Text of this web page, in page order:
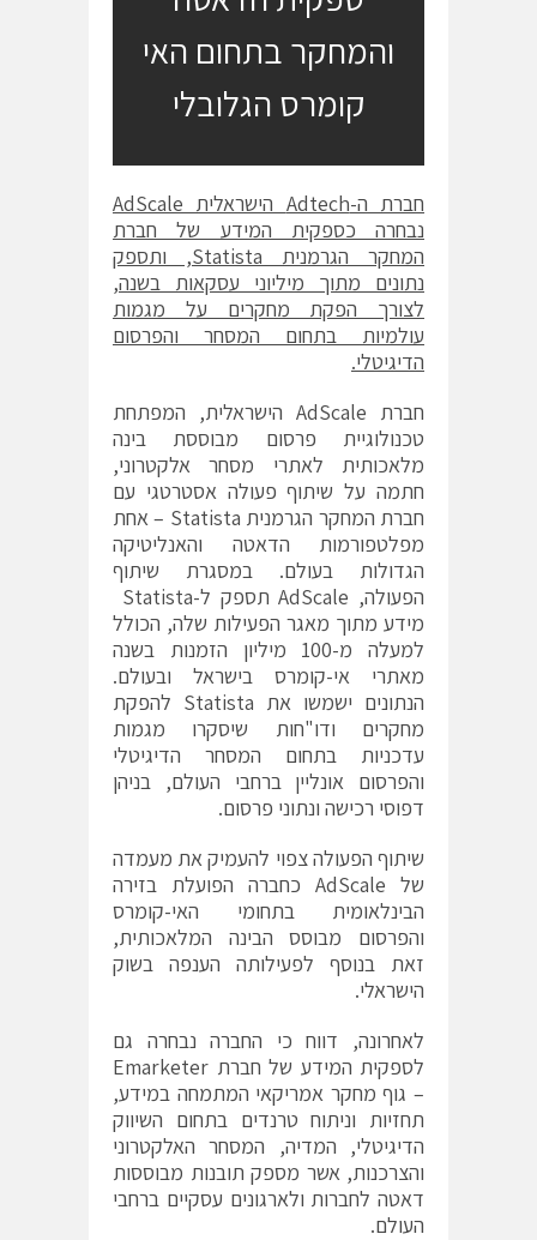
והמחקר בתחום האי
קומרס הגלובלי
חברת ה-Adtech הישראלית AdScale
נבחרה כספקית המידע של חברת
המחקר הגרמנית Statista, ותספק
נתונים מתוך מיליוני עסקאות בשנה,
לצורך הפקת מחקרים על מגמות
עולמיות בתחום המסחר והפרסום
הדיגיטלי.
חברת AdScale הישראלית, המפתחת
טכנולוגיית פרסום מבוססת בינה
מלאכותית לאתרי מסחר אלקטרוני,
חתמה על שיתוף פעולה אסטרטגי עם
חברת המחקר הגרמנית Statista – אחת
מפלטפורמות הדאטה והאנליטיקה
הגדולות בעולם. במסגרת שיתוף
מידע מתוך מאגר הפעילות שלה, הכולל
למעלה מ-100 מיליון הזמנות בשנה
מאתרי אי-קומרס בישראל ובעולם.
הנתונים ישמשו את Statista להפקת
מחקרים ודו"חות שיסקרו מגמות
עדכניות בתחום המסחר הדיגיטלי
והפרסום אונליין ברחבי העולם, בניהן
דפוסי רכישה ונתוני פרסום.
שיתוף הפעולה צפוי להעמיק את מעמדה
של AdScale כחברה הפועלת בזירה
הבינלאומית בתחומי האי-קומרס
והפרסום מבוסס הבינה המלאכותית,
זאת בנוסף לפעילותה הענפה בשוק
הישראלי.
לאחרונה, דווח כי החברה נבחרה גם
לספקית המידע של חברת Emarketer
– גוף מחקר אמריקאי המתמחה במידע,
תחזיות וניתוח טרנדים בתחום השיווק
הדיגיטלי, המדיה, המסחר האלקטרוני
והצרכנות, אשר מספק תובנות מבוססות
דאטה לחברות ולארגונים עסקיים ברחבי
העולם.